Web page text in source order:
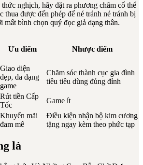
nghịch, hãy đặt ra phương châm cố thể
thua được đến phép để né tránh né tránh bị
mất bình chọn quý đọc giả dạng thân.
Ưu điểm Nhược điểm
Giao diện
đẹp, đa dạng
game
Chăm sóc thành cục gia đình
tiêu tiêu dùng đủng đỉnh
Rút tiền Cấp
Tốc
Game ít
Khuyến mãi
đam mê
Điều kiện nhận bộ kim cương
tặng ngay kèm theo phức tạp
là